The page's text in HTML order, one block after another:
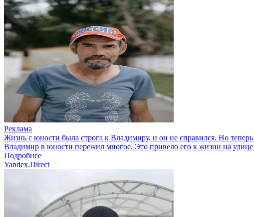
Реклама
Жизнь с юности была строга к Владимиру, и он не справился. Но теперь
Владимир в юности пережил многое. Это привело его к жизни на
Подробнее
Yandex.Direct